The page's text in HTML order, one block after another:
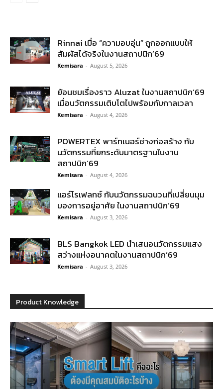
Rinnai เมื่อ “ความอบอุ่น” ถูกออกแบบให้
สัมผัสได้จริงในงานสถาปนิก’69
Kemisara - August 5, 2026
ย้อนชมเรื่องราว Aluzat ในงานสถาปนิก’69
เมื่อนวัตกรรมเติบโตไปพร้อมกับกาลเวลา
Kemisara - August 4, 2026
POWERTEX พาร์ทเนอร์ช่างก่อสร้าง กับ
นวัตกรรมที่ยกระดับมาตรฐานในงาน
สถาปนิก’69
Kemisara - August 4, 2026
แอร์โรเฟลกซ์ กับนวัตกรรมฉนวนที่เปลี่ยนมุม
มองการอยู่อาศัย ในงานสถาปนิก’69
Kemisara - August 3, 2026
BLS Bangkok LED นำเสนอนวัตกรรมแสง
สว่างแห่งอนาคตในงานสถาปนิก’69
Kemisara - August 3, 2026
Product Knowledge